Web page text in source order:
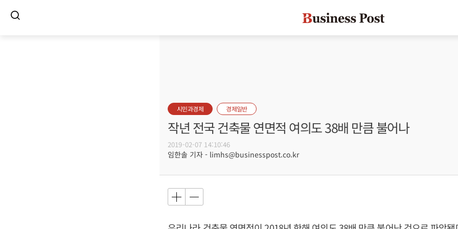
시민과경제 경제일반
작년 전국 건축물 연면적 여의도 38배 만큼 불어나
2019-02-07 14:10:46
임한솔 기자 - limhs@businesspost.co.kr